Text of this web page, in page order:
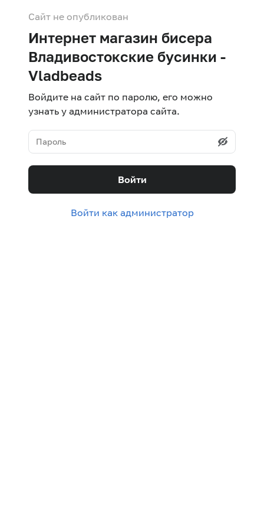
Сайт не опубликован
Интернет магазин бисера
Владивостокские бусинки -
Vladbeads
Войдите на сайт по паролю, его можно
узнать у администратора сайта.
Войти
Войти как администратор